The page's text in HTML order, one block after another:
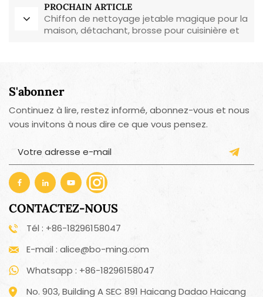
PROCHAIN ARTICLE
Chiffon de nettoyage jetable magique pour la
maison, détachant, brosse pour cuisinière et
S'abonner
Continuez à lire, restez informé, abonnez-vous et nous
vous invitons à nous dire ce que vous pensez.
CONTACTEZ-NOUS
Tél : +86-18296158047
E-mail : alice@bo-ming.com
Whatsapp : +86-18296158047
No. 903, Building A SEC 891 Haicang Dadao Haicang